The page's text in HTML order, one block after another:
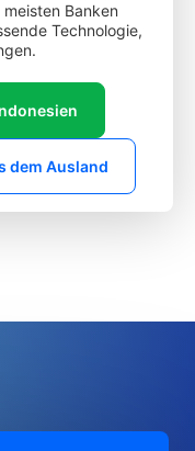
Banken
Technologie,
dem Ausland